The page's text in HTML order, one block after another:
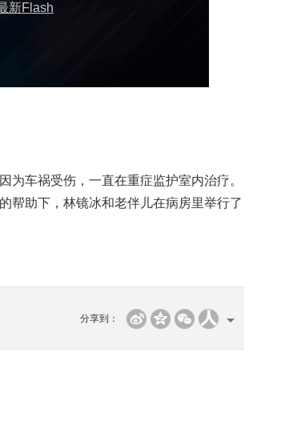
新Flash
为车祸受伤，一直在重症监护室内治疗。
帮助下，林镜冰和老伴儿在病房里举行了
分享到：